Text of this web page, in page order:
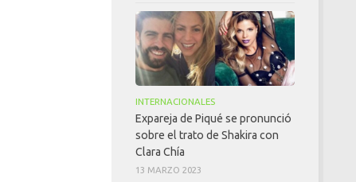
INTERNACIONALES
Expareja de Piqué se pronunció
sobre el trato de Shakira con
Clara Chía
13 MARZO 2023